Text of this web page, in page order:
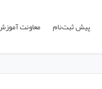
پیش ثبت‌نام معاونت